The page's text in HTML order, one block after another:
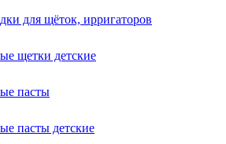
для щёток, ирригаторов
щетки детские
пасты
пасты детские